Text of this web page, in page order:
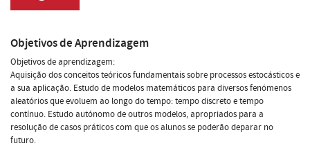
Objetivos de Aprendizagem
Objetivos de aprendizagem:
Aquisição dos conceitos teóricos fundamentais sobre processos estocásticos e
a sua aplicação. Estudo de modelos matemáticos para diversos fenómenos
aleatórios que evoluem ao longo do tempo: tempo discreto e tempo
contínuo. Estudo autónomo de outros modelos, apropriados para a
resolução de casos práticos com que os alunos se poderão deparar no
futuro.